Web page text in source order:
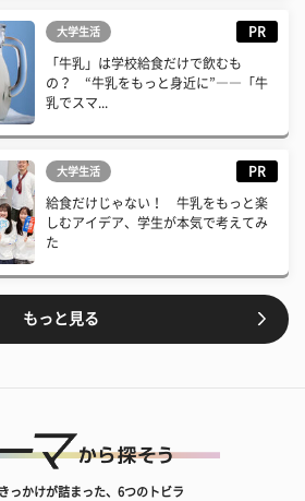
大学生活 PR
「牛乳」は学校給食だけで飲むも
の？ “牛乳をもっと身近に”――「牛
乳でスマ...
大学生活 PR
給食だけじゃない！ 牛乳をもっと楽
しむアイデア、学生が本気で考えてみ
た
もっと見る
っかけが詰まった、6つのトビラ